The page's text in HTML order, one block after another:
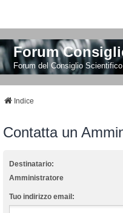
Forum
Forum del Consiglio
Indice
Contatta un
Destinatario:
Amministratore
Tuo indirizzo email: